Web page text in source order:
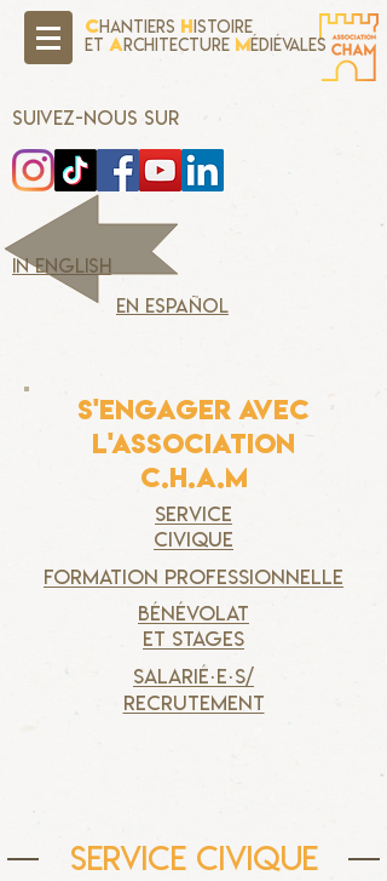
Chantiers Histoire
Et Architecture Médiévales
SUIVEZ-NOUS SUR
in english
en español
S'engager AVEC
L'ASSOCIATION
C.H.A.M
service
civique
formation professionnelle
bénévolat
et stages
salarié·E·s/
recrutement
SERVICE CIVIQUE